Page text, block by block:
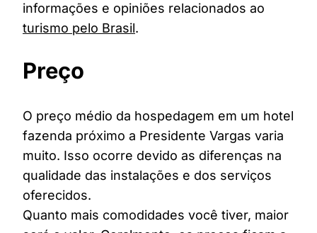
informações e opiniões relacionados ao
turismo pelo Brasil.
Preço
O preço médio da hospedagem em um hotel
fazenda próximo a Presidente Vargas varia
muito. Isso ocorre devido as diferenças na
qualidade das instalações e dos serviços
oferecidos.
Quanto mais comodidades você tiver, maior